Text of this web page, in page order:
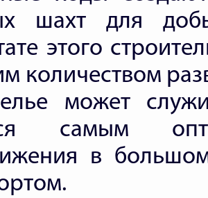
шахт для
этого
количеством
может
самым
в